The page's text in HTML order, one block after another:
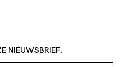
NIEUWSBRIEF.